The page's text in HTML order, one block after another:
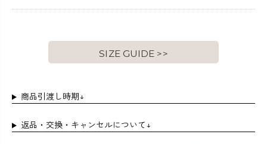
SIZE GUIDE >>
商品引渡し時期↓
返品・交換・キャンセルについて↓